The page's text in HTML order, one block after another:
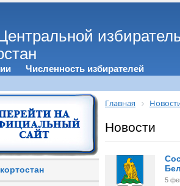
Численность избирателей
Главная
Новости
5